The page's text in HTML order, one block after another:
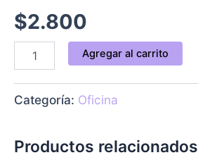
$2.800
Agregar al carrito
Categoría: Oficina
Productos relacionados